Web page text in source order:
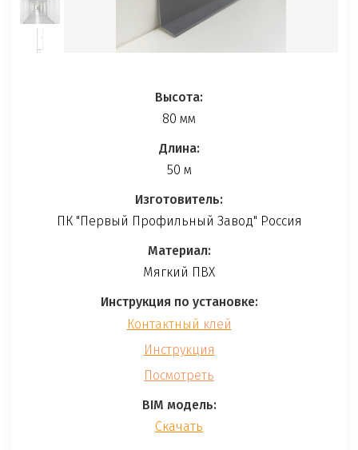
Высота:
80 мм
Длина:
50 м
Изготовитель:
ПК "Первый Профильный Завод" Россия
Материал:
Мягкий ПВХ
Инструкция по установке:
Контактный клей
Инструкция
Посмотреть
BIM модель:
Скачать